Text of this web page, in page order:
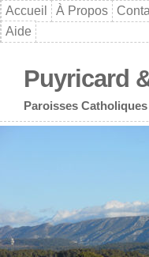
Accueil À Propos
Aide
Puyricard
Paroisses